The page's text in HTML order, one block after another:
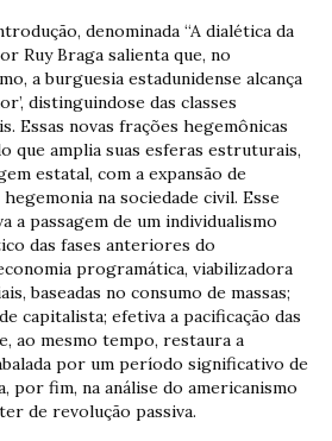
denominada “A dialética da
Ruy Braga salienta que, no
a burguesia estadunidense alcança
distinguindose das classes
Essas novas frações hegemônicas
que amplia suas esferas estruturais,
estatal, com a expansão de
na sociedade civil. Esse
a passagem de um individualismo
das fases anteriores do
programática, viabilizadora
baseadas no consumo de massas;
capitalista; efetiva a pacificação das
ao mesmo tempo, restaura a
por um período significativo de
por fim, na análise do americanismo
de revolução passiva.